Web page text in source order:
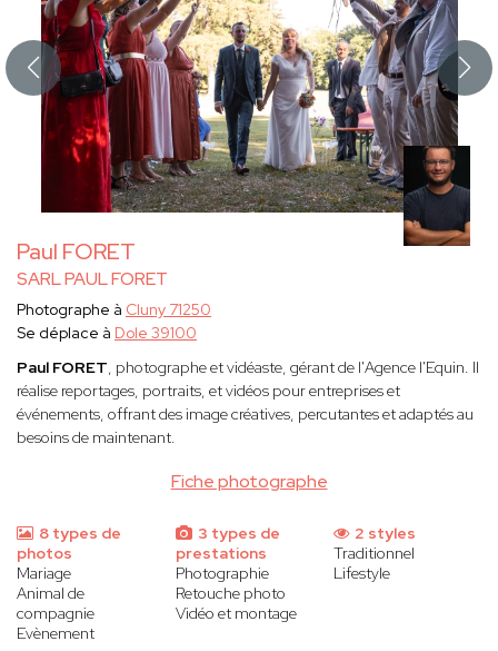
Paul FORET
SARL PAUL FORET
Fiche photographe
Photographe à Cluny 71250
Se déplace à Dole 39100
Paul FORET, photographe et vidéaste, gérant de l'Agence l'Equin. Il
réalise reportages, portraits, et vidéos pour entreprises et
événements, offrant des image créatives, percutantes et adaptés au
besoins de maintenant.
8 types de
photos
Mariage
Animal de
compagnie
Evènement
3 types de
prestations
Photographie
Retouche photo
Vidéo et montage
2 styles
Traditionnel
Lifestyle